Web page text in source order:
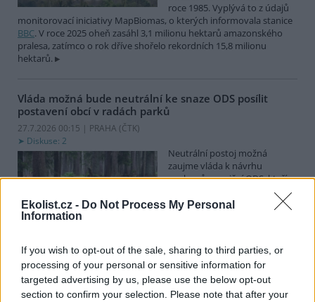
Ekolist.cz - Do Not Process My Personal
Information
If you wish to opt-out of the sale, sharing to third parties, or
processing of your personal or sensitive information for
targeted advertising by us, please use the below opt-out
section to confirm your selection. Please note that after your
roce 1985. Vyplývá to z údajů
monitorovací iniciativy MapBiomas, o kterých informovala stanice
BBC. V roce 2025 oheň zasáhl 3,1 milionu hektarů amazonského
pralesa, zatímco o rok dříve shořelo rekordních 15,8 milionu
hektarů.
Vláda možná bude neutrální ke snaze ODS posílit
postavení obcí v radách parků
27.7.2026 00:15 | PRAHA (ČTK)
Diskuse: 2
Neutrální postoj možná
zaujme vláda k návrhu
poslanců opoziční ODS, kteří
zástupců obcí a krajů v radách
národních parků. Vyplývá to z předkládací zprávy na vládním
lhůtě nedodalo. Kabinet se má novelou zabývat v pondělí. Jeho
postoj bude doporučením pro Sněmovnu, v níž má vládní koalice
většinu.